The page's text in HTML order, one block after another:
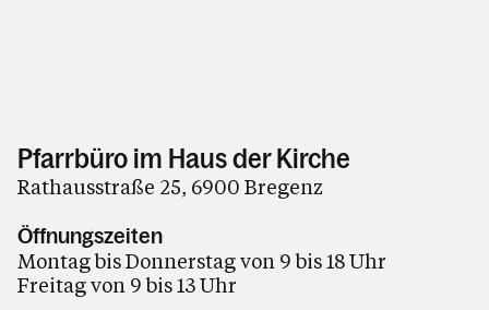
Pfarrbüro im Haus der Kirche
Rathausstraße 25, 6900 Bregenz
Öffnungszeiten
Montag bis Donnerstag von 9 bis 18 Uhr
Freitag von 9 bis 13 Uhr